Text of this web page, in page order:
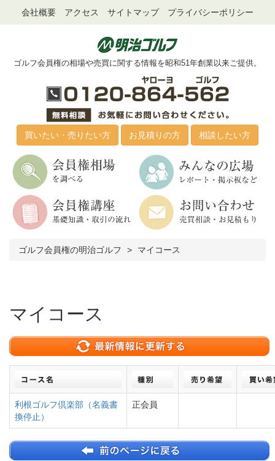
会社概要 アクセス サイトマップ プライバシーポリシー
ゴルフ会員権の相場や売買に関する情報を昭和51年創業以来ご提供。
買いたい・売りたい方 お見積りの方 相談したい方
ゴルフ会員権の明治ゴルフ マイコース
マイコース
利根ゴルフ倶楽部（名義書
換停止）
正会員